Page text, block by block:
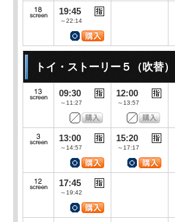
19:45
～22:14
トイ・ストーリー５（吹替）
09:30
～11:27
12:00
～13:57
13:00
～14:57
15:20
～17:17
17:45
～19:42